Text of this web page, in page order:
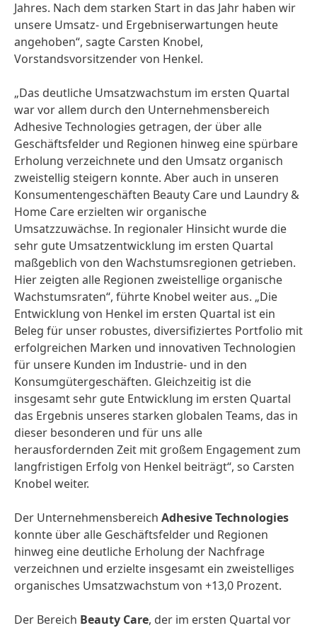
Jahres. Nach dem starken Start in das Jahr haben wir
unsere Umsatz- und Ergebniserwartungen heute
angehoben“, sagte Carsten Knobel,
Vorstandsvorsitzender von Henkel.
„Das deutliche Umsatzwachstum im ersten Quartal
war vor allem durch den Unternehmensbereich
Adhesive Technologies getragen, der über alle
Geschäftsfelder und Regionen hinweg eine spürbare
Erholung verzeichnete und den Umsatz organisch
zweistellig steigern konnte. Aber auch in unseren
Konsumentengeschäften Beauty Care und Laundry &
Home Care erzielten wir organische
Umsatzzuwächse. In regionaler Hinsicht wurde die
sehr gute Umsatzentwicklung im ersten Quartal
maßgeblich von den Wachstumsregionen getrieben.
Hier zeigten alle Regionen zweistellige organische
Wachstumsraten“, führte Knobel weiter aus. „Die
Entwicklung von Henkel im ersten Quartal ist ein
Beleg für unser robustes, diversifiziertes Portfolio mit
erfolgreichen Marken und innovativen Technologien
für unsere Kunden im Industrie- und in den
Konsumgütergeschäften. Gleichzeitig ist die
insgesamt sehr gute Entwicklung im ersten Quartal
das Ergebnis unseres starken globalen Teams, das in
dieser besonderen und für uns alle
herausfordernden Zeit mit großem Engagement zum
langfristigen Erfolg von Henkel beiträgt“, so Carsten
Knobel weiter.
Der Unternehmensbereich Adhesive Technologies
konnte über alle Geschäftsfelder und Regionen
hinweg eine deutliche Erholung der Nachfrage
verzeichnen und erzielte insgesamt ein zweistelliges
organisches Umsatzwachstum von +13,0 Prozent.
Der Bereich Beauty Care, der im ersten Quartal vor